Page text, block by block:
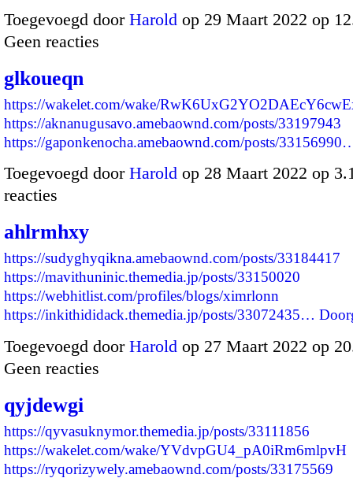
Toegevoegd door Harold op 29 Maart 2022 op
Geen reacties
glkoueqn
https://wakelet.com/wake/
https://aknanugusavo.amebaownd.com/posts/33197943
https://gaponkenocha.amebaownd.com/posts/
Toegevoegd door Harold op 28 Maart 2022 op
reacties
ahlrmhxy
https://sudyghyqikna.amebaownd.com/posts/33184417
https://mavithuninic.themedia.jp/posts/33150020
https://webhitlist.com/profiles/blogs/ximrlonn
https://inkithididack.themedia.jp/posts/33072435…
Toegevoegd door Harold op 27 Maart 2022 op
Geen reacties
qyjdewgi
https://qyvasuknymor.themedia.jp/posts/33111856
https://wakelet.com/wake/YVdvpGU4_pA0iRm6mlpvH
https://ryqorizywely.amebaownd.com/posts/33175569